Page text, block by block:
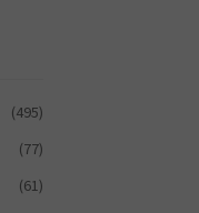
(495)
(77)
(61)